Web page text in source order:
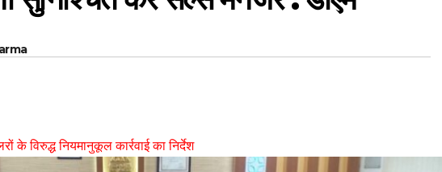
के विरुद्ध नियमानुकूल कार्रवाई का निर्देश